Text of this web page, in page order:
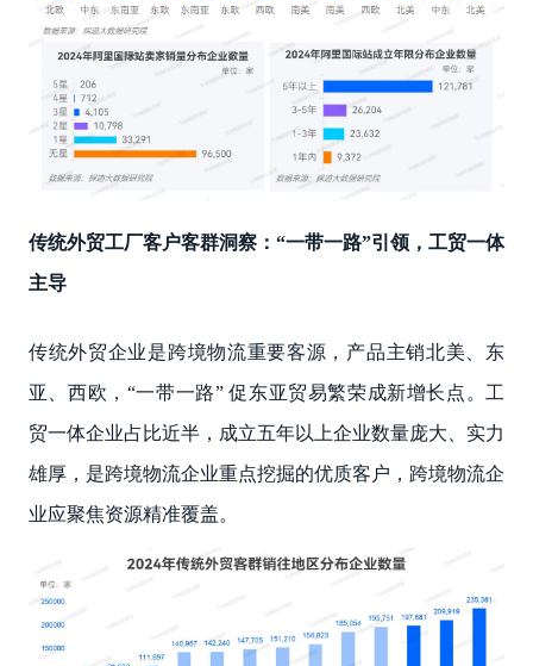
传统外贸工厂客户客群洞察：“一带一路”引领，工贸一体
主导
传统外贸企业是跨境物流重要客源，产品主销北美、东
亚、西欧，“一带一路” 促东亚贸易繁荣成新增长点。工
贸一体企业占比近半，成立五年以上企业数量庞大、实力
雄厚，是跨境物流企业重点挖掘的优质客户，跨境物流企
业应聚焦资源精准覆盖。